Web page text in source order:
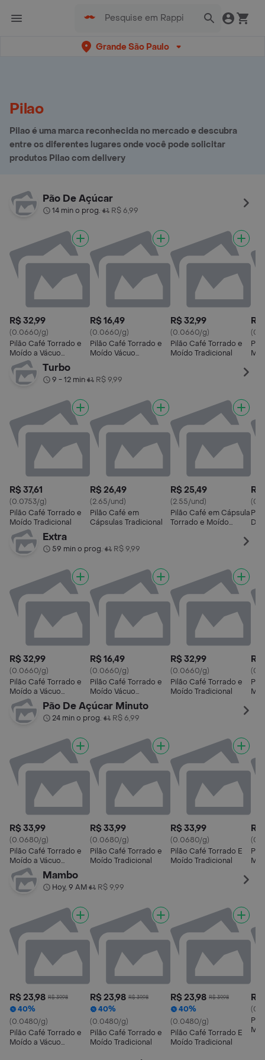
Grande São Paulo
Pilao
Pilao é uma marca reconhecida no mercado e descubra
entre os diferentes lugares onde você pode solicitar
produtos Pilao com delivery
Pão De Açúcar
14 min o prog.• R$ 6,99
R$ 32,99
(0.0660/g)
Pilão Café Torrado e
Moído a Vácuo
Tradicional
R$ 16,49
(0.0660/g)
Pilão Café Torrado e
Moído Vácuo
R$ 32,99
(0.0660/g)
Pilão Café Torrado e
Moído Tradicional
R$
Turbo
9 - 12 min• R$ 9,99
R$ 37,61
(0.0753/g)
Pilão Café Torrado e
Moído Tradicional
R$ 26,49
(2.65/und)
Pilão Café em
Cápsulas Tradicional
R$ 25,49
(2.55/und)
Pilão Café em Cápsula
Torrado e Moído
R$
Extra
59 min o prog.• R$ 9,99
R$ 32,99
(0.0660/g)
Pilão Café Torrado e
Moído a Vácuo
Tradicional
R$ 16,49
(0.0660/g)
Pilão Café Torrado e
Moído Vácuo
Tradicional
R$ 32,99
(0.0660/g)
Pilão Café Torrado e
Moído Tradicional
R$
Pão De Açúcar Minuto
24 min o prog.• R$ 6,99
R$ 33,99
(0.0680/g)
Pilão Café Torrado e
Moído a Vácuo
Tradicional
R$ 33,99
(0.0680/g)
Pilão Café Torrado e
Moído Tradicional
R$ 33,99
(0.0680/g)
Pilão Café Torrado E
Moído Tradicional
R$
Mambo
Hoy, 9 AM• R$ 9,99
R$ 23,98 R$ 39,98
40%
(0.0480/g)
Pilão Café Torrado e
Moído a Vácuo
R$ 23,98 R$ 39,98
40%
(0.0480/g)
Pilão Café Torrado e
Moído Tradicional
R$ 23,98 R$ 39,98
40%
(0.0480/g)
Pilão Café Torrado E
Moído Tradicional
R$